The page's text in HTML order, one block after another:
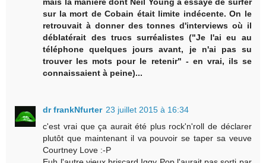
sur la mort de Cobain était limite indécente. On le
retrouvait à donner des tonnes d'interviews où il
déblatérait des trucs surréalistes ("Je l'ai eu au
téléphone quelques jours avant, je n'ai pas su
trouver les mots pour le retenir" - en vrai, ils se
connaissaient à peine)...
dr frankNfurter 23 juillet 2015 à 16:34
c'est vrai que ça aurait été plus rock'n'roll de déclarer
plutôt que maintenant il va pouvoir se taper sa veuve
Courtney Love :-P